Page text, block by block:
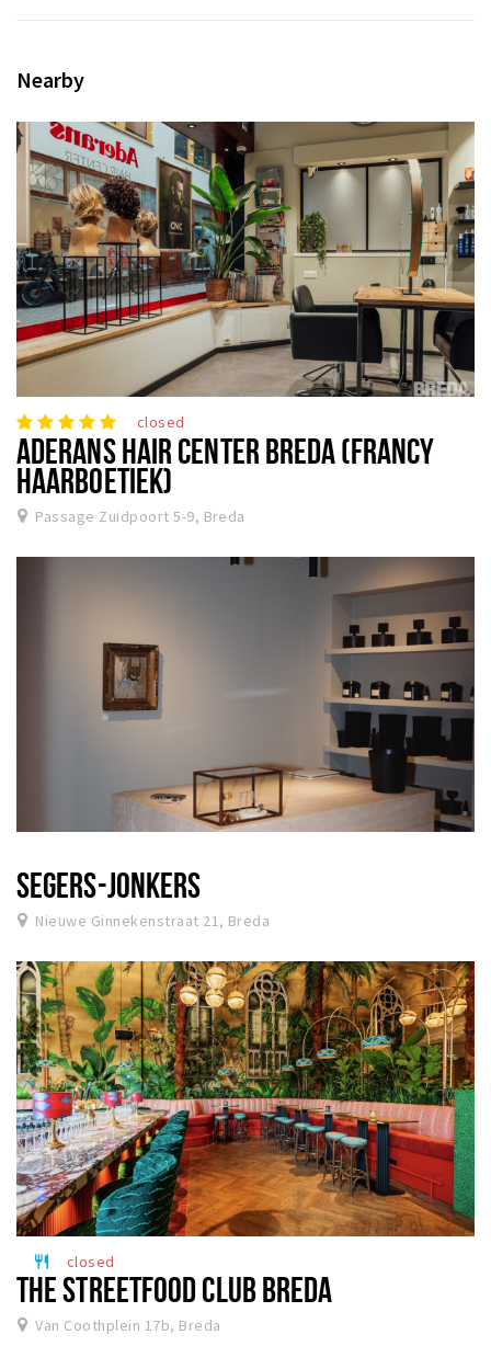
Nearby
closed
ADERANS HAIR CENTER BREDA (FRANCY
HAARBOETIEK)
Passage Zuidpoort 5-9, Breda
SEGERS-JONKERS
Nieuwe Ginnekenstraat 21, Breda
restaurant closed
THE STREETFOOD CLUB BREDA
Van Coothplein 17b, Breda